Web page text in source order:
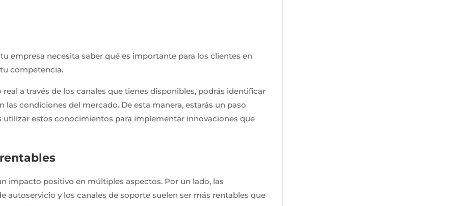
empresa necesita saber qué es importante para los clientes en
competencia.
a través de los canales que tienes disponibles, podrás identificar
condiciones del mercado. De esta manera, estarás un paso
utilizar estos conocimientos para implementar innovaciones que
impacto positivo en múltiples aspectos. Por un lado, las
autoservicio y los canales de soporte suelen ser más rentables que